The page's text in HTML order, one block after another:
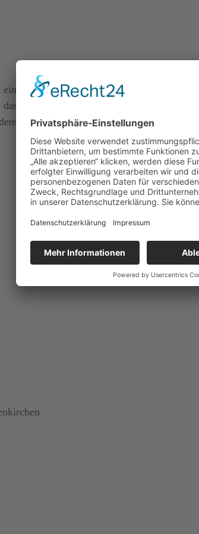
Tonstudio und wie man
Richtige für dich!
Workshop nach deinen Interessen!